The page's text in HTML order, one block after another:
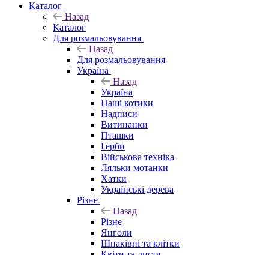
Каталог
Назад
Каталог
Для розмальовування
Назад
Для розмальовування
Україна
Назад
Україна
Наші котики
Надписи
Витинанки
Пташки
Герби
Військова техніка
Ляльки мотанки
Хатки
Українські дерева
Різне
Назад
Різне
Янголи
Шпаківні та клітки